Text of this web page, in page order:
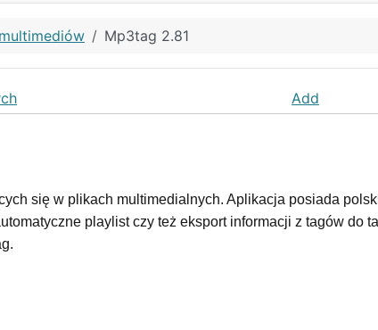
Mp3tag 2.81
Add
się w plikach multimedialnych. Aplikacja posiada
playlist czy też eksport informacji z tagów do